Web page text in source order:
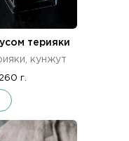
терияки
кунжут
260 г.